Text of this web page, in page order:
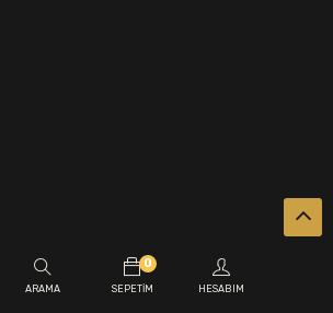
ARAMA
0
SEPETIM HESABIM